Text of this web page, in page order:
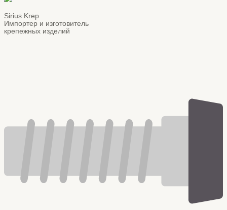
Sirius Krep
Импортер и изготовитель
крепежных изделий